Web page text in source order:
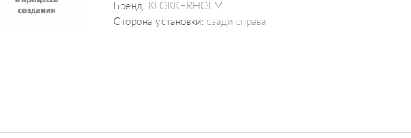
Бренд: KLOKKERHOLM
Сторона установки: сзади справа